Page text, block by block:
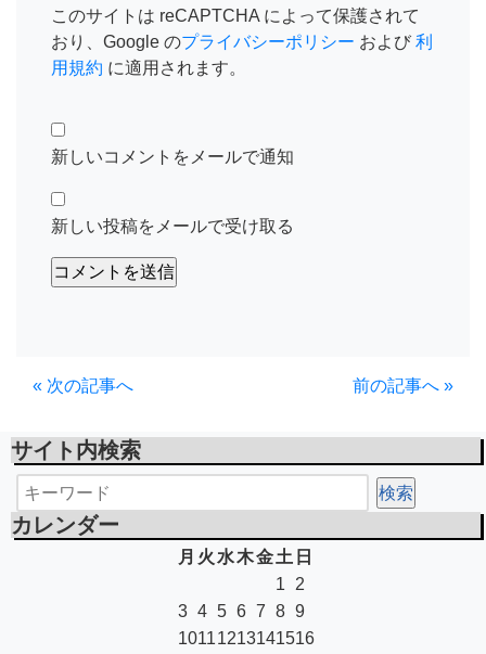
このサイトは reCAPTCHA によって保護されて
おり、Google のプライバシーポリシー および 利
用規約 に適用されます。
新しいコメントをメールで通知
新しい投稿をメールで受け取る
前の記事へ »
« 次の記事へ
サイト内検索
カレンダー
月 火 水木金 土 日
1
2
3 4 5 6 7 8 9
10111213141516